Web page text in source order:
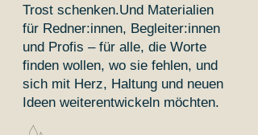
Trost schenken.Und Materialien
für Redner:innen, Begleiter:innen
und Profis – für alle, die Worte
finden wollen, wo sie fehlen, und
sich mit Herz, Haltung und neuen
Ideen weiterentwickeln möchten.